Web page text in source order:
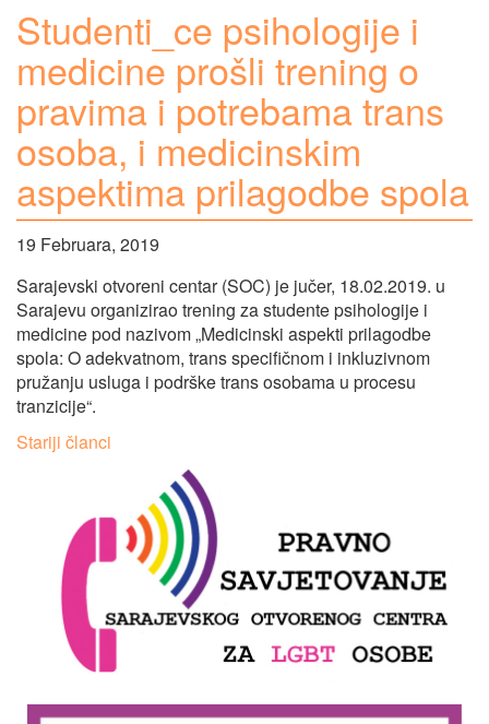
Studenti_ce psihologije i
medicine prošli trening o
pravima i potrebama trans
osoba, i medicinskim
aspektima prilagodbe spola
19 Februara, 2019
Sarajevski otvoreni centar (SOC) je jučer, 18.02.2019. u
Sarajevu organizirao trening za studente psihologije i
medicine pod nazivom „Medicinski aspekti prilagodbe
spola: O adekvatnom, trans specifičnom i inkluzivnom
pružanju usluga i podrške trans osobama u procesu
tranzicije“.
Navigacija
člancima
Stariji članci